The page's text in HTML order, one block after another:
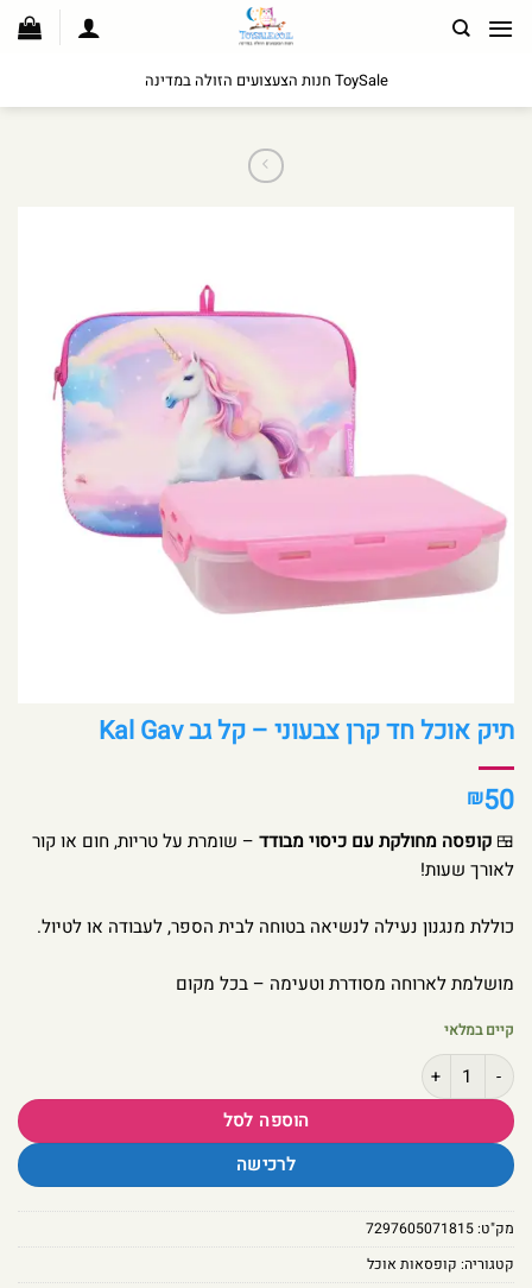
לתוכן
ToySale חנות הצעצועים הזולה במדינה
תיק אוכל חד קרן צבעוני – קל גב Kal Gav
₪50
🍱 קופסה מחולקת עם כיסוי מבודד – שומרת על טריות, חום או קור
לאורך שעות!
כוללת מנגנון נעילה לנשיאה בטוחה לבית הספר, לעבודה או לטיול.
מושלמת לארוחה מסודרת וטעימה – בכל מקום
קיים במלאי
כמות של תיק אוכל חד קרן צבעוני - קל גב Kal Gav
הוספה לסל
לרכישה
מק"ט:7297605071815
קטגוריה: קופסאות אוכל